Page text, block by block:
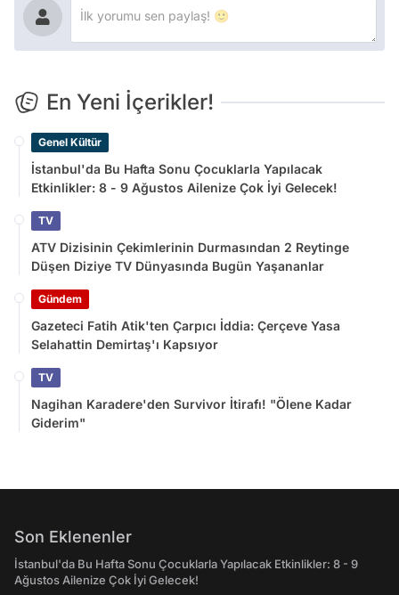
En Yeni İçerikler!
Genel Kültür
İstanbul'da Bu Hafta Sonu Çocuklarla Yapılacak
Etkinlikler: 8 - 9 Ağustos Ailenize Çok İyi Gelecek!
TV
ATV Dizisinin Çekimlerinin Durmasından 2 Reytinge
Düşen Diziye TV Dünyasında Bugün Yaşananlar
Gündem
Gazeteci Fatih Atik'ten Çarpıcı İddia: Çerçeve Yasa
Selahattin Demirtaş'ı Kapsıyor
TV
Nagihan Karadere'den Survivor İtirafı! "Ölene Kadar
Giderim"
Son Eklenenler
İstanbul'da Bu Hafta Sonu Çocuklarla Yapılacak Etkinlikler: 8 - 9
Ağustos Ailenize Çok İyi Gelecek!